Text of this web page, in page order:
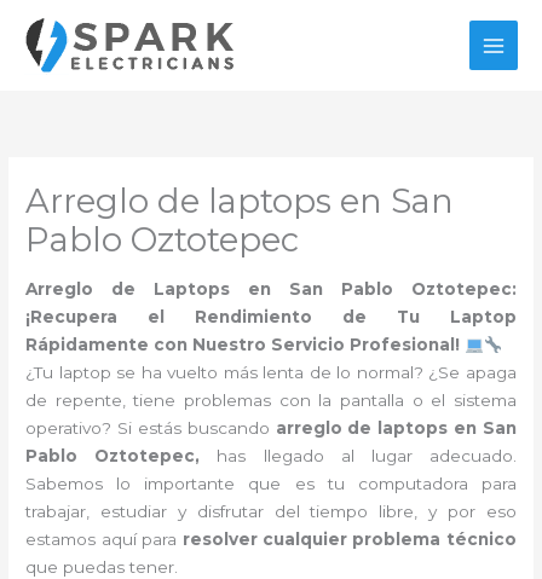
contenido
Arreglo de laptops en San
Pablo Oztotepec
Arreglo de Laptops en San Pablo Oztotepec:
¡Recupera el Rendimiento de Tu Laptop
Rápidamente con Nuestro Servicio Profesional!
¿Tu laptop se ha vuelto más lenta de lo normal? ¿Se apaga
de repente, tiene problemas con la pantalla o el sistema
operativo? Si estás buscando arreglo de laptops en San
Pablo Oztotepec, has llegado al lugar adecuado.
Sabemos lo importante que es tu computadora para
trabajar, estudiar y disfrutar del tiempo libre, y por eso
estamos aquí para resolver cualquier problema técnico
que puedas tener.